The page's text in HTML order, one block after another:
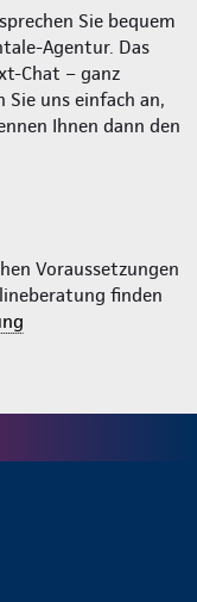
Sie bequem
Agentur. Das
Chat – ganz
uns einfach an,
Ihnen dann den
Voraussetzungen
finden